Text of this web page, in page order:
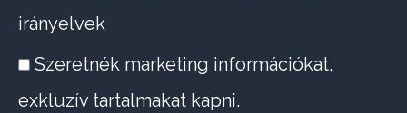
irányelvek
Szeretnék marketing információkat,
exkluzív tartalmakat kapni.